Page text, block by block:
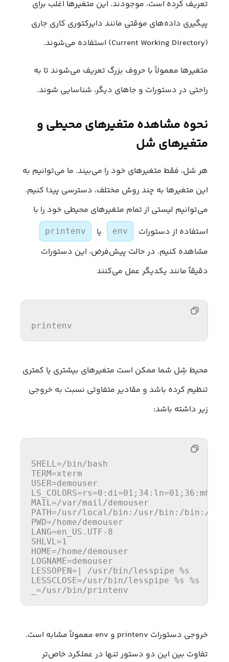
تعریف کرده است، موجودند. این متغیرها اغلب برای
پیگیری داده‌های موقتی مانند دایرکتوری کاری جاری
(Current Working Directory) استفاده می‌شوند.
متغیرها معمولاً با حروف بزرگ تعریف می‌شوند تا به
راحتی در دستورات و جاهای دیگر، شناسایی شوند.
نحوه مشاهده متغیرهای محیطی و
متغیرهای شل
هر شل، فقط متغیرهای خود را می‌بیند. ما می‌توانیم به
این متغیرها به چند روش مختلف، دسترسی پیدا کنیم.
می‌توانیم لیستی از تمام متغیرهای محیطی خود را با
استفاده از دستورات
env یا printenv
مشاهده کنیم. در حالت پیش‌فرض، این دستورات
دقیقاً مانند یکدیگر عمل می‌کنند
printenv
محیط شِل شما ممکن است متغیرهای بیشتری یا کمتری
تنظیم کرده باشد و مقادیر متفاوتی نسبت به خروجی
زیر داشته باشد:
SHELL
TERM
USER
LS_COLORS=rs=0 :di=01
MAIL
PATH
PWD
LANG=en_US.UTF- 8
SHLVL=1
HOME
LOGNAME
LESSOPEN
LESSCLOSE
=/usr/bin/printenv
خروجی دستورات printenv و env معمولاً مشابه است.
تفاوت بین این دو دستور تنها در عملکرد خاص‌تر